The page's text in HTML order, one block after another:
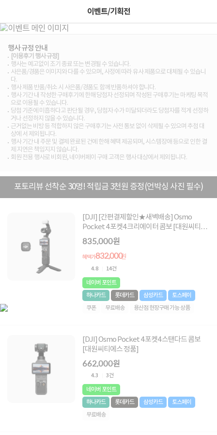
이벤트/기획전
행사 규정 안내
[이용후기 행사 규정]
행사는 예고없이 조기 종료 또는 변경될 수 있습니다.
사은품/경품은 이미지와 다를 수 있으며, 사정에 따라 유사 제품으로 대체될 수 있습니
다.
행사 제품 반품/취소 시 사은품/경품도 함께 반품하셔야 합니다.
행사 기간 내 작성한 구매후기에 한해 당첨자 선정되며 작성된 구매후기는 마케팅 목적
으로 이용될 수 있습니다.
당첨 기준에 미흡하다고 판단될 경우, 당첨자 수가 미달되더라도 당첨자를 적게 선정하
거나 선정하지 않을 수 있습니다.
근거없는 비방 등 적합하지 않은 구매후기는 사전 통보 없이 삭제될 수 있으며 추첨 대
상에 서 제외됩니다.
행사 기간 내 주문 및 결제 완료된 건에 한해 혜택 제공되며, 시스템장애 등으로 인한 결
제 지연은 책임지지 않습니다.
회원 전용 행사로 비회원, 네이버페이 구매 고객은 행사 대상에서 제외됩니다.
포토리뷰 선착순 30명! 적립금 3천원 증정(언박싱 사진 필수)
[DJI] [간편결제할인★새벽배송] Osmo
Pocket 4 포켓4 크리에이터 콤보 [대원씨티에
스 정품]
835,000원
혜택가832,000원
4.8 14건
네이버 포인트
하나카드
롯데카드 삼성카드
토스페이
쿠폰
무료배송 용산점 현장구매 가능 상품
[DJI] Osmo Pocket 4 포켓4 스탠다드 콤보
[대원씨티에스 정품]
662,000원
4.3 3건
네이버 포인트
하나카드
롯데카드 삼성카드
토스페이
무료배송